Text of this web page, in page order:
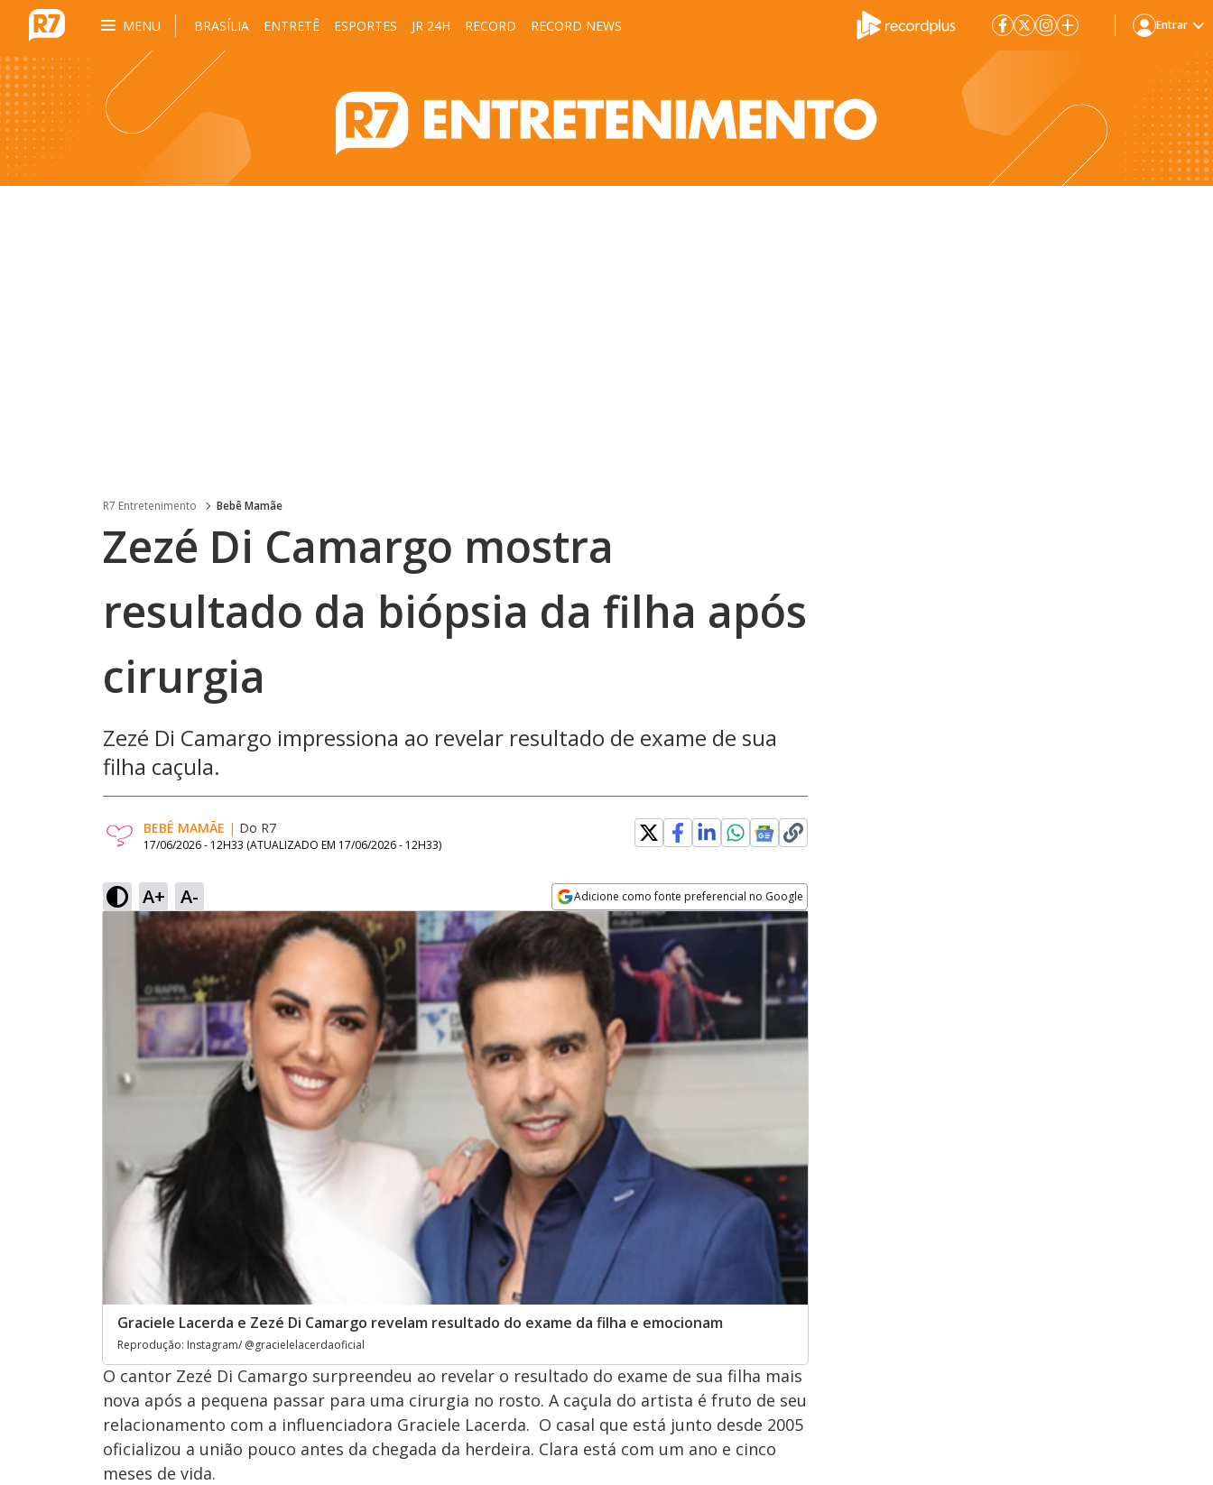
MENU BRASÍLIA ENTRETÊ ESPORTES JR 24H RECORD RECORD NEWS Entrar
R7 Entretenimento Bebê Mamãe
Zezé Di Camargo mostra
resultado da biópsia da filha após
cirurgia
Zezé Di Camargo impressiona ao revelar resultado de exame de sua
filha caçula.
BEBÊ MAMÃE | Do R7
17/06/2026 - 12H33 (ATUALIZADO EM 17/06/2026 - 12H33)
A+ A- Adicione como fonte preferencial no Google
Opens in new window
Graciele Lacerda e Zezé Di Camargo revelam resultado do exame da filha e emocionam
Reprodução: Instagram/ @gracielelacerdaoficial
O cantor Zezé Di Camargo surpreendeu ao revelar o resultado do exame de sua filha mais
nova após a pequena passar para uma cirurgia no rosto. A caçula do artista é fruto de seu
relacionamento com a influenciadora Graciele Lacerda. O casal que está junto desde 2005
oficializou a união pouco antes da chegada da herdeira. Clara está com um ano e cinco
meses de vida.